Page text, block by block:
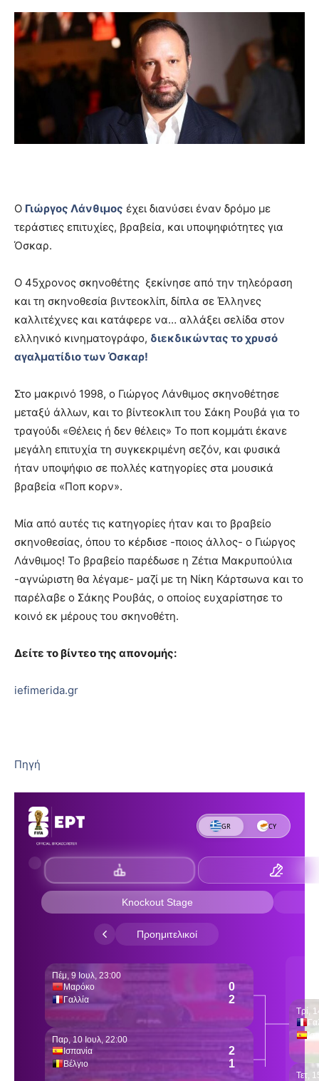
Ο Γιώργος Λάνθιμος έχει διανύσει έναν δρόμο με
τεράστιες επιτυχίες, βραβεία, και υποψηφιότητες για
Όσκαρ.
Ο 45χρονος σκηνοθέτης ξεκίνησε από την τηλεόραση
και τη σκηνοθεσία βιντεοκλίπ, δίπλα σε Έλληνες
καλλιτέχνες και κατάφερε να… αλλάξει σελίδα στον
ελληνικό κινηματογράφο, διεκδικώντας το χρυσό
αγαλματίδιο των Όσκαρ!
Στο μακρινό 1998, ο Γιώργος Λάνθιμος σκηνοθέτησε
μεταξύ άλλων, και το βίντεοκλιπ του Σάκη Ρουβά για το
τραγούδι «Θέλεις ή δεν θέλεις» Το ποπ κομμάτι έκανε
μεγάλη επιτυχία τη συγκεκριμένη σεζόν, και φυσικά
ήταν υποψήφιο σε πολλές κατηγορίες στα μουσικά
βραβεία «Ποπ κορν».
Μία από αυτές τις κατηγορίες ήταν και το βραβείο
σκηνοθεσίας, όπου το κέρδισε -ποιος άλλος- ο Γιώργος
Λάνθιμος! Το βραβείο παρέδωσε η Ζέτια Μακρυπούλια
-αγνώριστη θα λέγαμε- μαζί με τη Νίκη Κάρτσωνα και το
παρέλαβε ο Σάκης Ρουβάς, ο οποίος ευχαρίστησε το
κοινό εκ μέρους του σκηνοθέτη.
Δείτε το βίντεο της απονομής:
iefimerida.gr
Πηγή